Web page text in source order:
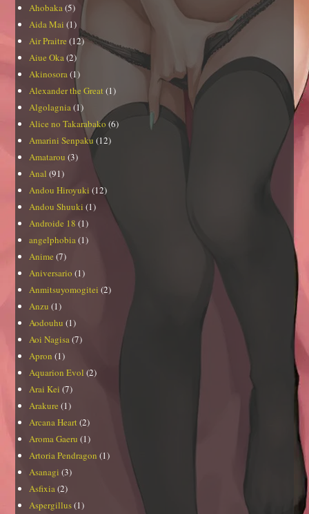
Ahobaka(5)
Aida Mai (1)
Air Praitre (12)
Aiue Oka(2)
Akinosora(1)
Alexander the Great (1)
Algolagnia(1)
Alice no Takarabako (6)
Amarini Senpaku (12)
Amatarou (3)
Anal (91)
Andou Hiroyuki (12)
Andou Shuuki (1)
Androide 18 (1)
angelphobia(1)
Anime (7)
Aniversario (1)
Anmitsuyomogitei (2)
Anzu (1)
Aodouhu (1)
Aoi Nagisa(7)
Apron (1)
Aquarion Evol (2)
Arai Kei (7)
Arakure (1)
Arcana Heart (2)
Aroma Gaeru (1)
Artoria Pendragon (1)
Asanagi (3)
Asfixia(2)
Aspergillus(1)